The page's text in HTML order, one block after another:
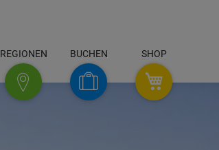
REGIONEN BUCHEN SHOP
SHOP